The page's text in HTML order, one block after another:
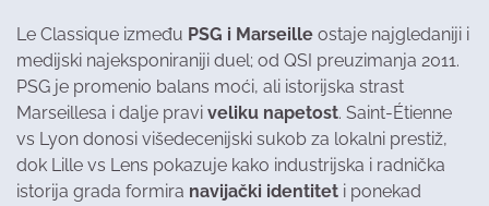
Le Classique između PSG i Marseille ostaje najgledaniji i
medijski najeksponiraniji duel; od QSI preuzimanja 2011.
PSG je promenio balans moći, ali istorijska strast
Marseillesa i dalje pravi veliku napetost. Saint-Étienne
vs Lyon donosi višedecenijski sukob za lokalni prestiž,
dok Lille vs Lens pokazuje kako industrijska i radnička
istorija grada formira navijački identitet i ponekad